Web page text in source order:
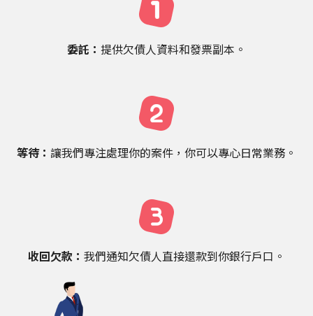
委託： 提供欠債人資料和發票副本 。
等待： 讓我們專注處理你的案件， 你可以專心日常業務。
收回欠款： 我們通知欠債人直接還款到你銀行戶口。